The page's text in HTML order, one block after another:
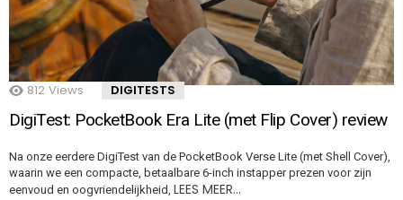
812 Views DIGITESTS
DigiTest: PocketBook Era Lite (met Flip Cover) review
Na onze eerdere DigiTest van de PocketBook Verse Lite (met Shell Cover),
waarin we een compacte, betaalbare 6-inch instapper prezen voor zijn
eenvoud en oogvriendelijkheid, LEES MEER…